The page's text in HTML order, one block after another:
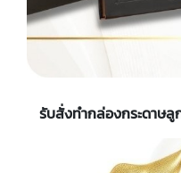
รับสั่งทำกล่องกระดาษ